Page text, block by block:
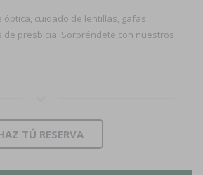
óptica, cuidado de lentillas, gafas
de presbicia. Sorpréndete con nuestros
TÚ RESERVA